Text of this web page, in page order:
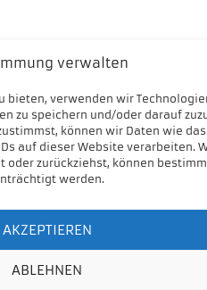
verwalten
bieten, verwenden wir
zu speichern und/oder darauf
können wir Daten wie das
auf dieser Website verarbeiten.
oder zurückziehst, können
werden.
AKZEPTIEREN
ABLEHNEN